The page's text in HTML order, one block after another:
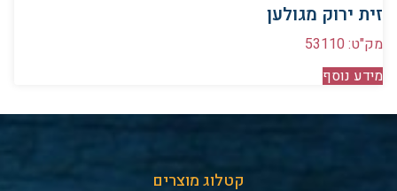
זית ירוק מגולען
מק"ט: 53110
מידע נוסף
קטלוג מוצרים